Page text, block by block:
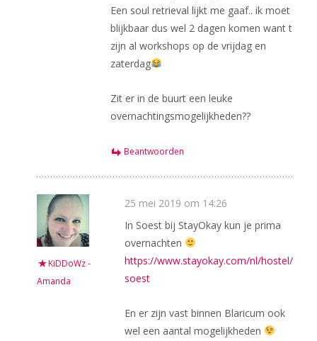
Een soul retrieval lijkt me gaaf.. ik moet
blijkbaar dus wel 2 dagen komen want t
zijn al workshops op de vrijdag en
zaterdag
Zit er in de buurt een leuke
overnachtingsmogelijkheden??
Beantwoorden
KiDDoWz -
Amanda
25 mei 2019 om 14:26
In Soest bij StayOkay kun je prima
overnachten
https://www.stayokay.com/nl/hostel/
soest
En er zijn vast binnen Blaricum ook
wel een aantal mogelijkheden